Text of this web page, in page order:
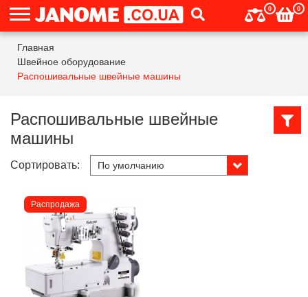
0 0
Главная
Швейное оборудование
Распошивальные швейные машины
Распошивальные швейные
машины
Сортировать:
Распродажа